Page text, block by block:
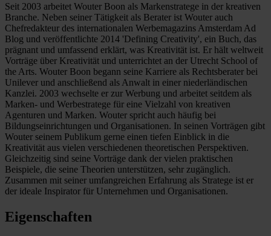
Seit 2003 arbeitet Wouter Boon als Markenstratege in der kreativen
Branche. Neben seiner Tätigkeit als Berater ist Wouter auch
Chefredakteur des internationalen Werbemagazins Amsterdam Ad
Blog und veröffentlichte 2014 'Defining Creativity', ein Buch, das
prägnant und umfassend erklärt, was Kreativität ist. Er hält weltweit
Vorträge über Kreativität und unterrichtet an der Utrecht School of
the Arts. Wouter Boon begann seine Karriere als Rechtsberater bei
Unilever und anschließend als Anwalt in einer niederländischen
Kanzlei. 2003 wechselte er zur Werbung und arbeitet seitdem als
Marken- und Werbestratege für eine Vielzahl von kreativen
Agenturen und Marken. Wouter spricht auch häufig bei
Bildungseinrichtungen und Organisationen. In seinen Vorträgen gibt
Wouter seinem Publikum gerne einen tiefen Einblick in die
Kreativität aus vielen verschiedenen theoretischen Perspektiven.
Gleichzeitig sind seine Vorträge dank der vielen praktischen
Beispiele, die seine Theorien unterstützen, sehr zugänglich.
Zusammen mit seiner umfangreichen Erfahrung als Stratege ist er
der ideale Inspirator für Unternehmen und Organisationen.
Eigenschaften